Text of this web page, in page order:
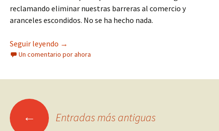
reclamando eliminar nuestras barreras al comercio y
aranceles escondidos. No se ha hecho nada.
Seguir leyendo Trump o Xi Ji Ping. ¿Susto o muerte?
→
Un comentario por ahora
Ir
← Entradas más antiguas